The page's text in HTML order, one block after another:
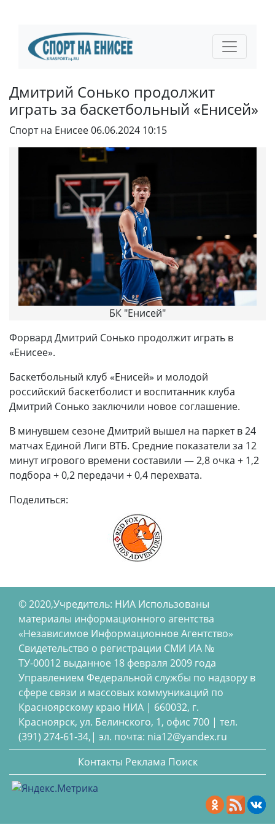
Дмитрий Сонько продолжит
играть за баскетбольный «Енисей»
Спорт на Енисее06.06.2024 10:15
БК "Енисей"
Форвард Дмитрий Сонько продолжит играть в
«Енисее».
Баскетбольный клуб «Енисей» и молодой
российский баскетболист и воспитанник клуба
Дмитрий Сонько заключили новое соглашение.
В минувшем сезоне Дмитрий вышел на паркет в 24
матчах Единой Лиги ВТБ. Средние показатели за 12
минут игрового времени составили — 2,8 очка + 1,2
подбора + 0,2 передачи + 0,4 перехвата.
Поделиться:
© 2020,Учредитель: НИА Использованы
материалы информационного агентства
«Независимое Информационное Агентство»
Свидетельство о регистрации СМИ ИА №
ТУ-00012 выданное 18 февраля 2009 года
Управлением Федеральной службы по надзору в
сфере связи и массовых коммуникаций по
Красноярскому краю НИА | 660032, г.
Красноярск, ул. Белинского, 1, офис 700 | тел.
(391) 274-61-34,| эл. почта: nia12@yandex.ru
Контакты Реклама Поиск